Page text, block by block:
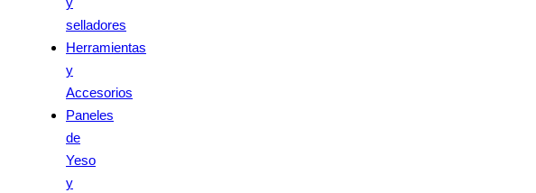
selladores
Herramientas
y
Accesorios
Paneles
de
Yeso
y